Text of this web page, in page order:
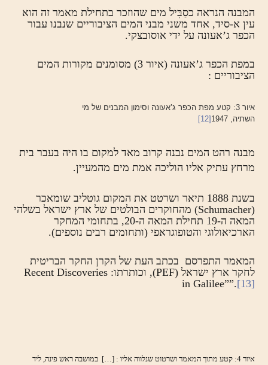
המבנה הנראה כסַבִּיל מים שהוזכר בתחילת מאמר זה הוא
עין א-סיד, אחד משני מבני המים הציבוריים שנבנו עבור
הכפר ג’אעונה על ידי אוסובצקי.
במפת הכפר ג’אעונה (איור 3) מסומנים מקורות המים
הציבוריים :
איור 3: קטע מפת הכפר ג’אעונה וסימון המבנים של מי
השתיה, 1947
[12]
מבנה רהט המים נבנה קרוב מאד למקום בו היה בעבר בית
מרחץ עתיק אליו הוליכה אמת מים מהמעיין.
בשנת 1888 תיאר ושרטט את המקום גוטליב שומאכר
(Schumacher) מהחוקרים הבולטים של ארץ ישראל בשלהי
המאה ה-19 תחילת המאה ה-20, בתחומי המחקר
הארכיאולוגי והטופוגראפי (ותחומים רבים נוספים).
המאמר התפרסם בכתב העת של הקרן החקר הבריטית
לחקר ארץ ישראל (PEF), וכותרתו: Recent Discoveries
in Galilee””.[13]
איור 4: קטע מתוך המאמר ושרטוט שנלווה אליו : […] במושבה ראש פינה, ליד